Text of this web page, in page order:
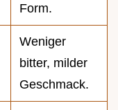
Form.
Weniger
bitter, milder
Geschmack.